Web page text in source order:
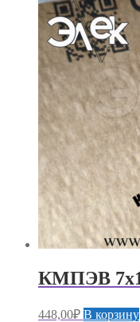
КМПЭВ
448,00₽ В корзину